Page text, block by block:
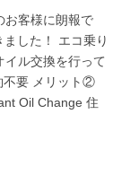
お客様に朗報で
した！ エコ乗り
ル交換を行って
不要 メリット②
Oil Change 住